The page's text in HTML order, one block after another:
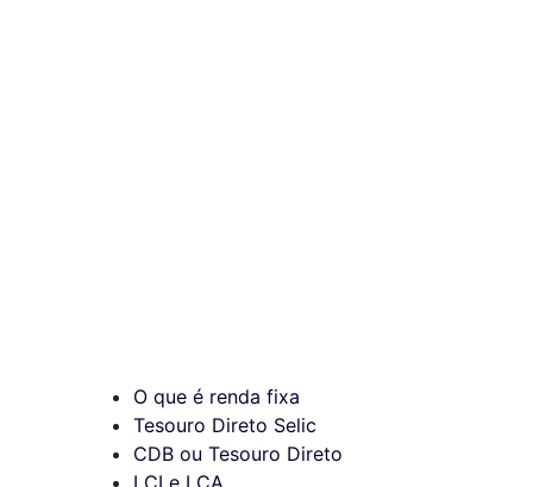
O que é renda fixa
Tesouro Direto Selic
CDB ou Tesouro Direto
LCI e LCA